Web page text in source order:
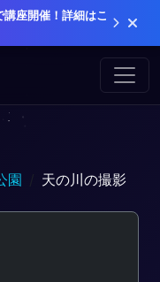
座開催！詳細はこ
園 天の川の撮影